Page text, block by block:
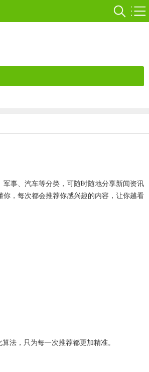
事、汽车等分类，可随时随地分享新闻资讯
，每次都会推荐你感兴趣的内容，让你越看
法，只为每一次推荐都更加精准。